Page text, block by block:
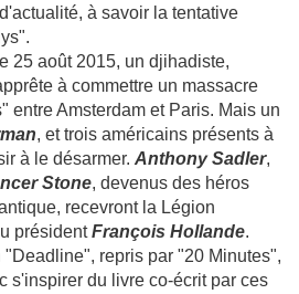
à savoir la tentative
25 août 2015, un djihadiste,
à commettre un massacre
entre Amsterdam et Paris. Mais un
, et trois américains présents à
à le désarmer. Anthony Sadler,
Stone, devenus des héros
recevront la Légion
présidentFrançois Hollande.
repris par "20 Minutes",
s'inspirer du livre co-écrit par ces